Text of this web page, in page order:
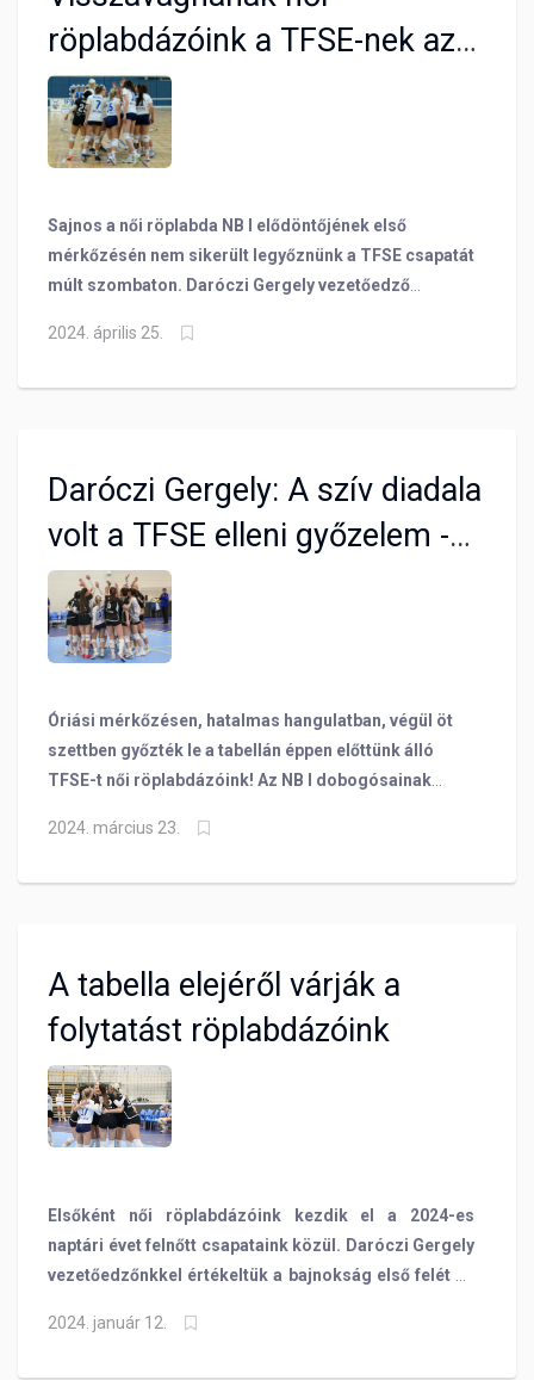
röplabdázóink a TFSE-nek az
elődöntőben - VIDEÓ
Sajnos a női röplabda NB I elődöntőjének első
mérkőzésén nem sikerült legyőznünk a TFSE csapatát
múlt szombaton. Daróczi Gergely vezetőedző
pénteki második találkozóra!
2024. április 25.
Daróczi Gergely: A szív diadala
volt a TFSE elleni győzelem -
VIDEÓ
Óriási mérkőzésen, hatalmas hangulatban, végül öt
szettben győzték le a tabellán éppen előttünk álló
TFSE-t női röplabdázóink! Az NB I dobogósainak
találkozón tartottunk itthon 2 pontot!
2024. március 23.
A tabella elejéről várják a
folytatást röplabdázóink
Elsőként női röplabdázóink kezdik el a 2024-es
naptári évet felnőtt csapataink közül. Daróczi Gergely
vezetőedzőnkkel értékeltük a bajnokság első felét és
2024. január 12.